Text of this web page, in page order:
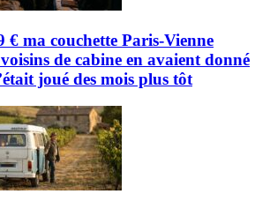
€ ma couchette Paris-Vienne
de cabine en avaient donné
joué des mois plus tôt